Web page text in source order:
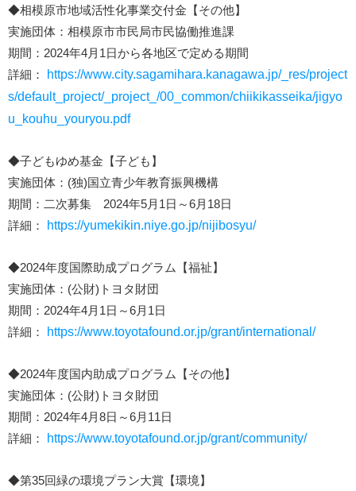
◆相模原市地域活性化事業交付金【その他】
実施団体：相模原市市民局市民協働推進課
期間：2024年4月1日から各地区で定める期間
詳細：
https://www.city.sagamihara.kanagawa.jp/_res/project
s/default_project/_project_/00_common/chiikikasseika/jigyo
u_kouhu_youryou.pdf
◆子どもゆめ基金【子ども】
実施団体：(独)国立青少年教育振興機構
期間：二次募集 2024年5月1日～6月18日
詳細：
https://yumekikin.niye.go.jp/nijibosyu/
◆2024年度国際助成プログラム【福祉】
実施団体：(公財)トヨタ財団
期間：2024年4月1日～6月1日
詳細：
https://www.toyotafound.or.jp/grant/international/
◆2024年度国内助成プログラム【その他】
実施団体：(公財)トヨタ財団
期間：2024年4月8日～6月11日
詳細：
https://www.toyotafound.or.jp/grant/community/
◆第35回緑の環境プラン大賞【環境】